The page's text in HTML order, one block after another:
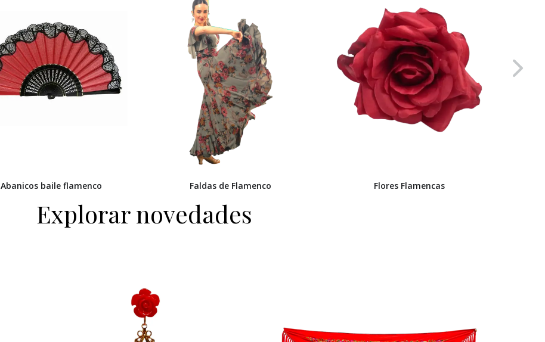
Abanicos baile flamenco Faldas de Flamenco Flores Flamencas
Explorar novedades